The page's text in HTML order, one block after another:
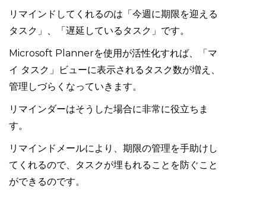
リマインドしてくれるのは「今週に期限を迎える
タスク」、「遅延しているタスク」です。
Microsoft Plannerを使用が活性化すれば、「マ
イ タスク」ビューに表示されるタスク数が増え、
管理しづらくなっていきます。
リマインダーはそうした場合に非常に役立ちま
す。
リマインドメールにより、期限の管理を手助けし
てくれるので、タスクが埋もれることを防ぐこと
ができるのです。